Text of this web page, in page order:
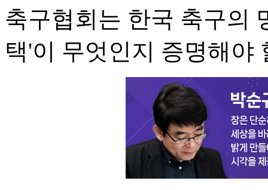
축구협회는 한국 축구의
택'이 무엇인지 증명해야